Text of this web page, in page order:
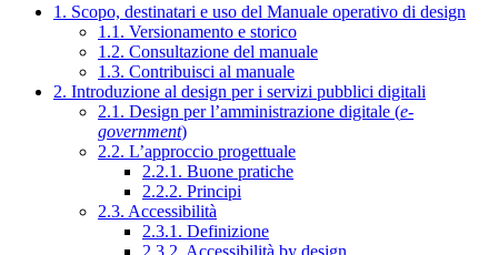
1. Scopo, destinatari e uso del Manuale operativo di design
1.1. Versionamento e storico
1.2. Consultazione del manuale
1.3. Contribuisci al manuale
2. Introduzione al design per i servizi pubblici digitali
2.1. Design per l’amministrazione digitale (e-
government)
2.2. L’approccio progettuale
2.2.1. Buone pratiche
2.2.2. Principi
2.3. Accessibilità
2.3.1. Definizione
2.3.2. Accessibilità by design